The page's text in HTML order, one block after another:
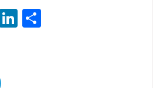
LinkedIn